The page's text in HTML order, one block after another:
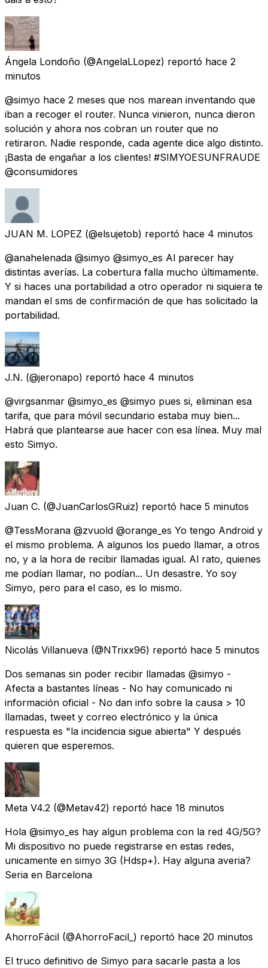
Ángela Londoño (@AngelaLLopez) reportó hace 2
minutos
@simyo hace 2 meses que nos marean inventando que
iban a recoger el router. Nunca vinieron, nunca dieron
solución y ahora nos cobran un router que no
retiraron. Nadie responde, cada agente dice algo distinto.
¡Basta de engañar a los clientes! #SIMYOESUNFRAUDE
@consumidores
JUAN M. LOPEZ (@elsujetob) reportó hace 4 minutos
@anahelenada @simyo @simyo_es Al parecer hay
distintas averías. La cobertura falla mucho últimamente.
Y si haces una portabilidad a otro operador ni siquiera te
mandan el sms de confirmación de que has solicitado la
portabilidad.
J.N. (@jeronapo) reportó hace 4 minutos
@virgsanmar @simyo_es @simyo pues si, eliminan esa
tarifa, que para móvil secundario estaba muy bien...
Habrá que plantearse aue hacer con esa línea. Muy mal
esto Simyo.
Juan C. (@JuanCarlosGRuiz) reportó hace 5 minutos
@TessMorana @zvuold @orange_es Yo tengo Android y
el mismo problema. A algunos los puedo llamar, a otros
no, y a la hora de recibir llamadas igual. Al rato, quienes
me podían llamar, no podían... Un desastre. Yo soy
Simyo, pero para el caso, es lo mismo.
Nicolás Villanueva (@NTrixx96) reportó hace 5 minutos
Dos semanas sin poder recibir llamadas @simyo -
Afecta a bastantes líneas - No hay comunicado ni
información oficial - No dan info sobre la causa > 10
llamadas, tweet y correo electrónico y la única
respuesta es "la incidencia sigue abierta" Y después
quieren que esperemos.
Meta V4.2 (@Metav42) reportó hace 18 minutos
Hola @simyo_es hay algun problema con la red 4G/5G?
Mi dispositivo no puede registrarse en estas redes,
unicamente en simyo 3G (Hdsp+). Hay alguna averia?
Seria en Barcelona
AhorroFácil (@AhorroFacil_) reportó hace 20 minutos
El truco definitivo de Simyo para sacarle pasta a los